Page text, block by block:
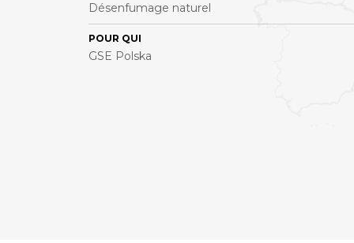
Désenfumage naturel
POUR QUI
GSE Polska